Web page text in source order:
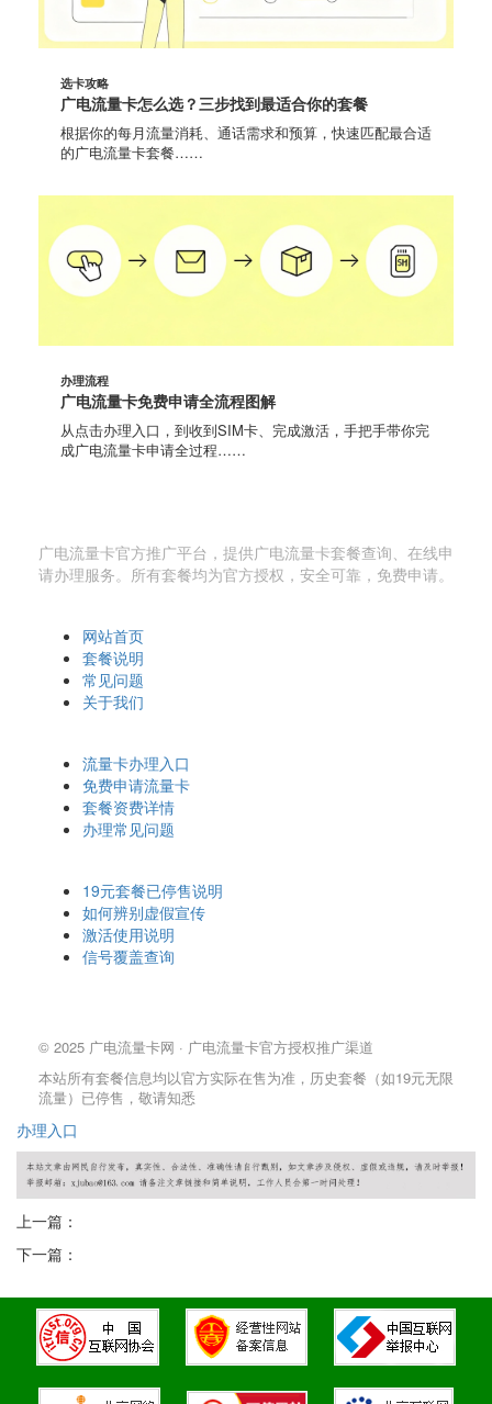
选卡攻略
广电流量卡怎么选？三步找到最适合你的套餐
根据你的每月流量消耗、通话需求和预算，快速匹配最合适
的广电流量卡套餐……
办理流程
广电流量卡免费申请全流程图解
从点击办理入口，到收到SIM卡、完成激活，手把手带你完
成广电流量卡申请全过程……
广电流量卡官方推广平台，提供广电流量卡套餐查询、在线申
请办理服务。所有套餐均为官方授权，安全可靠，免费申请。
网站首页
套餐说明
常见问题
关于我们
流量卡办理入口
免费申请流量卡
套餐资费详情
办理常见问题
19元套餐已停售说明
如何辨别虚假宣传
激活使用说明
信号覆盖查询
© 2025 广电流量卡网 · 广电流量卡官方授权推广渠道
本站所有套餐信息均以官方实际在售为准，历史套餐（如19元无限
流量）已停售，敬请知悉
办理入口
上一篇：
下一篇：